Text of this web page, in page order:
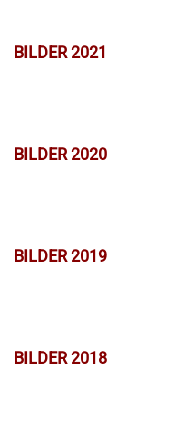
BILDER 2021
BILDER 2020
BILDER 2019
BILDER 2018